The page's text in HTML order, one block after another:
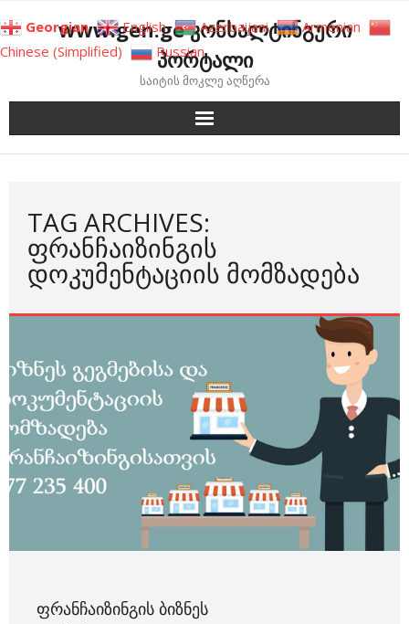
to
content
www.gen.ge კონსალტინგური
პორტალი
საიტის მოკლე აღწერა
TAG ARCHIVES:
ᲤᲠᲐᲜᲩᲐᲘᲖᲘᲜᲒᲘᲡ
ᲓᲝᲙᲣᲛᲔᲜᲢᲐᲪᲘᲘᲡ ᲛᲝᲛᲖᲐᲓᲔᲑᲐ
ᲤᲠᲐᲜᲩᲐᲘᲖᲘᲜᲒᲘᲡ ᲑᲘᲖᲜᲔᲡ
Georgian English Azerbaijani
Armenian
Chinese (Simplified)
Russian